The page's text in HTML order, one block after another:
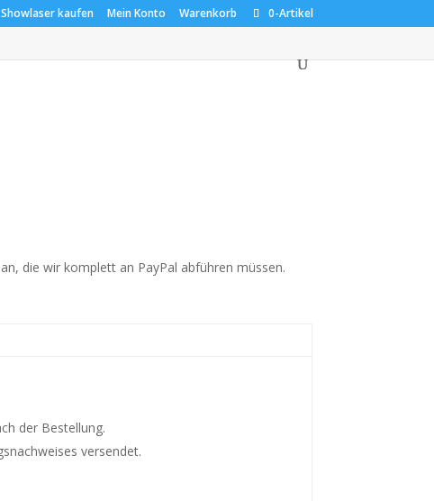
Showlaser kaufen Mein Konto Warenkorb 0-Artikel
die wir komplett an PayPal abführen müssen.
der Bestellung.
versendet.